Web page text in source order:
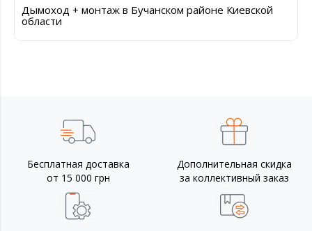
Дымоход + монтаж в Бучанском районе Киевской
области
Бесплатная доставка
от 15 000 грн
Дополнительная скидка
за коллективный заказ